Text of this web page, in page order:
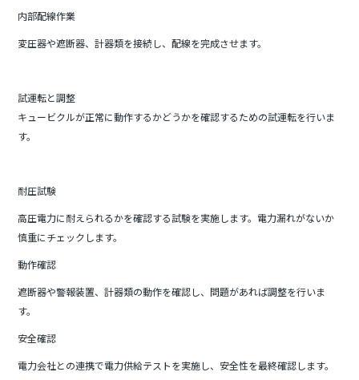
内部配線作業
変圧器や遮断器、計器類を接続し、配線を完成させます。
試運転と調整
キュービクルが正常に動作するかどうかを確認するための試運転を行いま
す。
耐圧試験
高圧電力に耐えられるかを確認する試験を実施します。電力漏れがないか
慎重にチェックします。
動作確認
遮断器や警報装置、計器類の動作を確認し、問題があれば調整を行いま
す。
安全確認
電力会社との連携で電力供給テストを実施し、安全性を最終確認します。